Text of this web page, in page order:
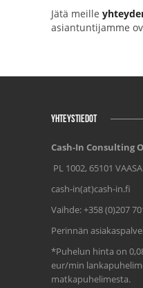
Jätä meille
asiantuntijamme
YHTEYSTIEDOT
Cash-In Consulting
PL 1002, 65101 VAASA
cash-in(at)cash-in.fi
Vaihde: +358 (0)207
Perinnän
*Puhelun hinta on
eur/min
matkapuhelimesta.